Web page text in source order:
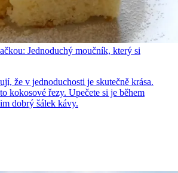
Jednoduchý moučník, který si
že v jednoduchosti je skutečně krása.
kokosové řezy. Upečete si je během
dobrý šálek kávy.